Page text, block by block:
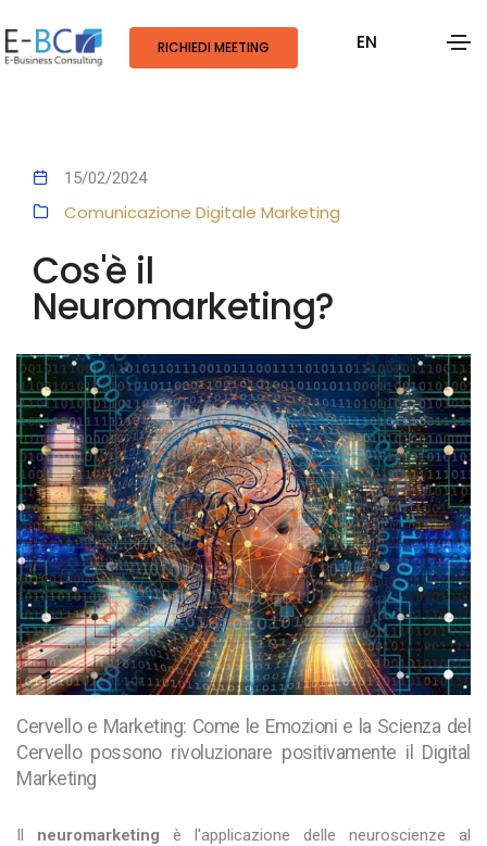
RICHIEDI MEETING EN
15/02/2024
Comunicazione Digitale Marketing
Cos'è il
Neuromarketing?
Cervello e Marketing: Come le Emozioni e la Scienza del
Cervello possono rivoluzionare positivamente il Digital
Marketing
Il neuromarketing è l'applicazione delle neuroscienze al